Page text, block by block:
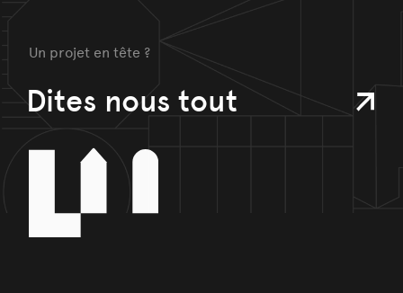
Un projet en tête ?
Dites nous tout